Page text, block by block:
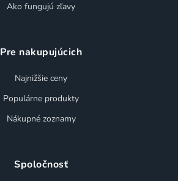
Ako fungujú zľavy
Pre nakupujúcich
Najnižšie ceny
Populárne produkty
Nákupné zoznamy
Spoločnosť